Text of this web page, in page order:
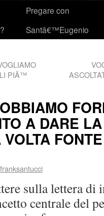
Pregare con
Santâ€™Eugenio
PIÃ™
A DARE
franksantucci
sulla lettera
centrale del